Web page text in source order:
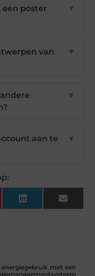
poster
▼
van
▼
▼
aan te
▼
LinkedIn Email
energiegebruik met een